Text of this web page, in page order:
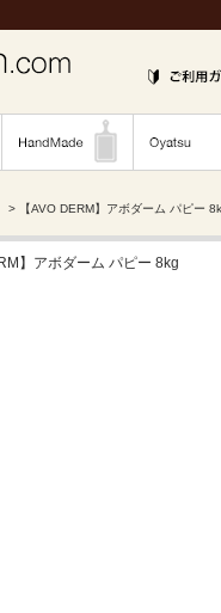
> 【AVO DERM】アボダーム パピー